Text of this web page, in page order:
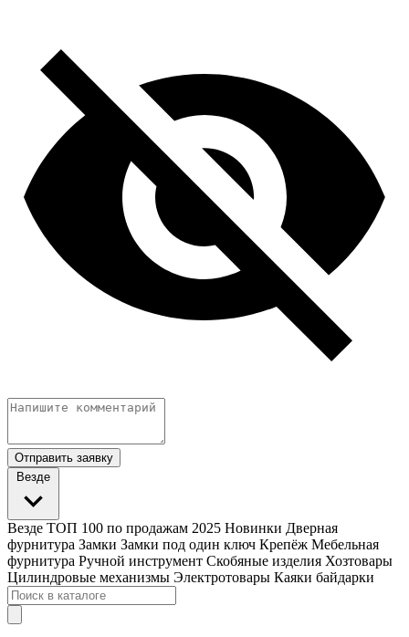
Отправить заявку
Везде
Везде ТОП 100 по продажам 2025 Новинки Дверная
фурнитура Замки Замки под один ключ Крепёж Мебельная
фурнитура Ручной инструмент Скобяные изделия Хозтовары
Цилиндровые механизмы Электротовары Каяки байдарки